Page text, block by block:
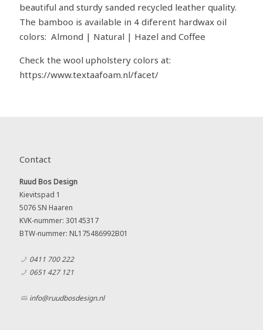
beautiful and sturdy sanded recycled leather quality.
The bamboo is available in 4 diferent hardwax oil
colors: Almond | Natural | Hazel and Coffee
https://www.textaafoam.nl/facet/
Contact
Ruud Bos Design
Kievitspad 1
5076 SN Haaren
KVK-nummer: 30145317
BTW-nummer: NL175486992B01
0411 700 222
0651 427 121
info@ruudbosdesign.nl